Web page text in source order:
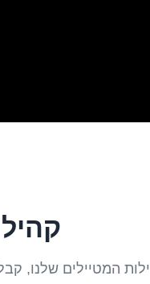
המטיילים שלנו,